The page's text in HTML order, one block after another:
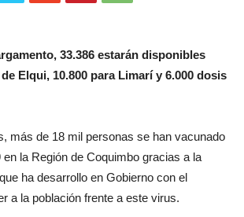
33.386 estarán disponibles
Elqui, 10.800 para Limarí y 6.000 dosis
más de 18 mil personas se han vacunado
la Región de Coquimbo gracias a la
ha desarrollo en Gobierno con el
a la población frente a este virus.